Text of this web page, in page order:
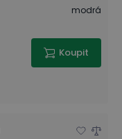
modrá
Koupit